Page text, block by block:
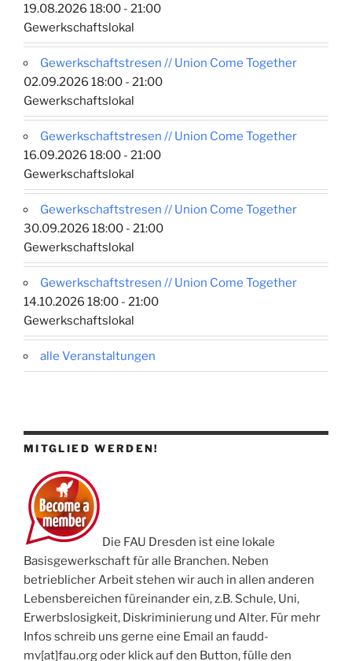
19.08.2026 18:00 - 21:00
Gewerkschaftslokal
Gewerkschaftstresen // Union Come Together
02.09.2026 18:00 - 21:00
Gewerkschaftslokal
Gewerkschaftstresen // Union Come Together
16.09.2026 18:00 - 21:00
Gewerkschaftslokal
Gewerkschaftstresen // Union Come Together
30.09.2026 18:00 - 21:00
Gewerkschaftslokal
Gewerkschaftstresen // Union Come Together
14.10.2026 18:00 - 21:00
Gewerkschaftslokal
alle Veranstaltungen
MITGLIED WERDEN!
Die FAU Dresden ist eine lokale
Basisgewerkschaft für alle Branchen. Neben
betrieblicher Arbeit stehen wir auch in allen anderen
Lebensbereichen füreinander ein, z.B. Schule, Uni,
Erwerbslosigkeit, Diskriminierung und Alter. Für mehr
Infos schreib uns gerne eine Email an faudd-
mv[at]fau.org oder klick auf den Button, fülle den